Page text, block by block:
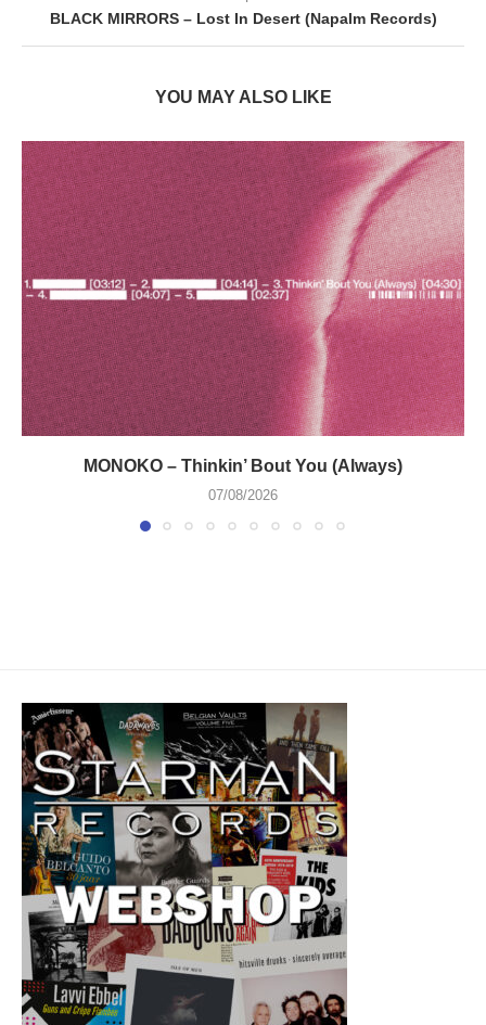
BLACK MIRRORS – Lost In Desert (Napalm Records)
YOU MAY ALSO LIKE
MONOKO – Thinkin’ Bout You (Always)
07/08/2026